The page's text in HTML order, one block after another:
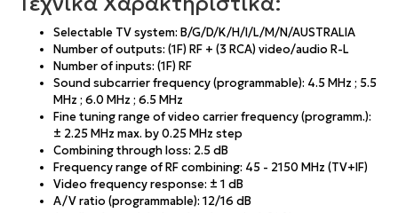
Selectable TV system: B/G/D/K/H/I/L/M/N/AUSTRALIA
Number of outputs: (1F) RF + (3 RCA) video/audio R-L
Number of inputs: (1F) RF
Sound subcarrier frequency (programmable): 4.5 MHz ; 5.5
MHz ; 6.0 MHz ; 6.5 MHz
Fine tuning range of video carrier frequency (programm.):
± 2.25 MHz max. by 0.25 MHz step
Combining through loss: 2.5 dB
Frequency range of RF combining: 45 - 2150 MHz (TV+IF)
Video frequency response: ± 1 dB
A/V ratio (programmable): 12/16 dB